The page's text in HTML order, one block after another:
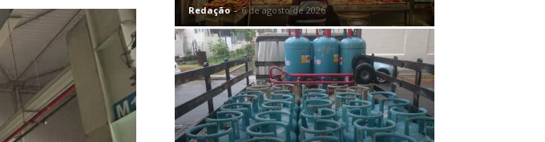
Redação - 6 de agosto de 2026